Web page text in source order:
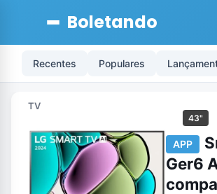
Boletando
Recentes Populares
TV
43"
APP
Ger6